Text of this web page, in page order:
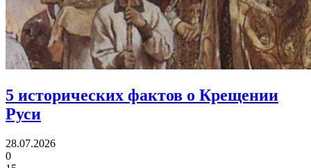
5 исторических фактов о Крещении
Руси
28.07.2026
0